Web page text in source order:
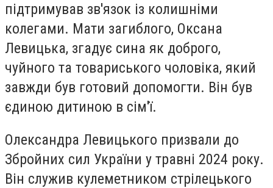
підтримував зв'язок із колишніми
колегами. Мати загиблого, Оксана
Левицька, згадує сина як доброго,
чуйного та товариського чоловіка, який
завжди був готовий допомогти. Він був
єдиною дитиною в сім'ї.
Олександра Левицького призвали до
Збройних сил України у травні 2024 року.
Він служив кулеметником стрілецького